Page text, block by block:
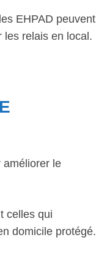
EHPAD peuvent
les relais en local.
améliorer le
celles qui
domicile protégé.